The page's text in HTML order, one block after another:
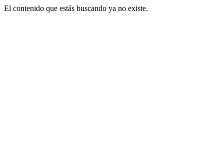
El contenido que estás buscando ya no existe.